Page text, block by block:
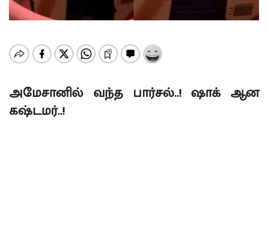
அமேசானில் வந்த பார்சல்..! ஷாக் ஆன
கஷ்டமர்..!